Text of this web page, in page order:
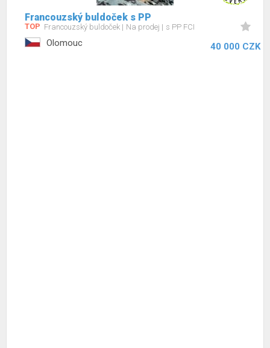
Francouzský buldoček s PP
TOP Francouzský buldoček Na prodej s PP FCI
Olomouc 40 000 CZK